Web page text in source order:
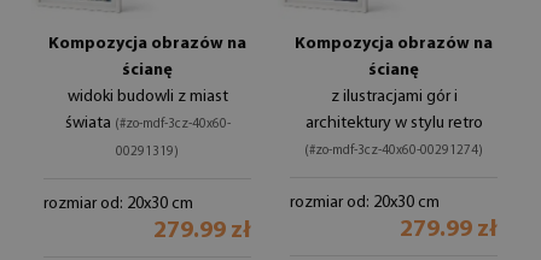
Kompozycja obrazów na
ścianę
widoki budowli z miast
świata (#zo-mdf-3cz-40x60-
00291319)
rozmiar od: 20x30 cm
279.99 zł
Kompozycja obrazów na
ścianę
z ilustracjami gór i
architektury w stylu retro
(#zo-mdf-3cz-40x60-00291274)
rozmiar od: 20x30 cm
279.99 zł